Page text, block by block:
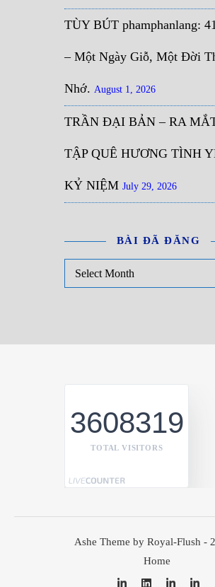
TÙY BÚT phamphanlang:
– Một Ngày Giỗ, Một Đời
Nhớ. August 1, 2026
TRẦN ĐẠI BẢN – RA
TẬP QUÊ HƯƠNG TÌNH
KỶ NIỆM July 29, 2026
BÀI ĐÃ ĐĂNG
3608319
TOTAL VISITORS
Ashe Theme by Royal-Flush -
Home